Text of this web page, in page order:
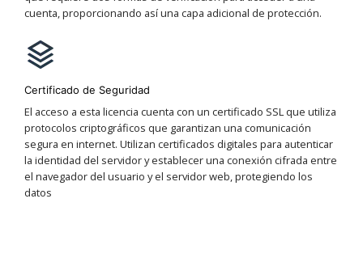
cuenta, proporcionando así una capa adicional de protección.
Certificado de Seguridad
El acceso a esta licencia cuenta con un certificado SSL que utiliza
protocolos criptográficos que garantizan una comunicación
segura en internet. Utilizan certificados digitales para autenticar
la identidad del servidor y establecer una conexión cifrada entre
el navegador del usuario y el servidor web, protegiendo los
datos